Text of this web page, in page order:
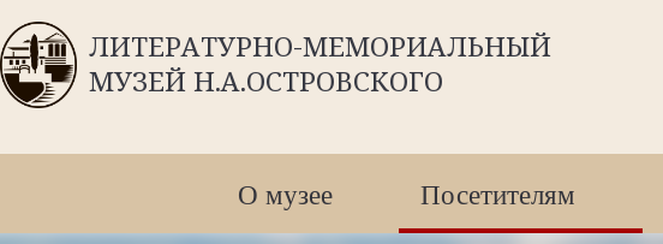
ЛИТЕРАТУРНО-МЕМОРИАЛЬНЫЙ
МУЗЕЙ Н.А.ОСТРОВСКОГО
О музее Посетителям